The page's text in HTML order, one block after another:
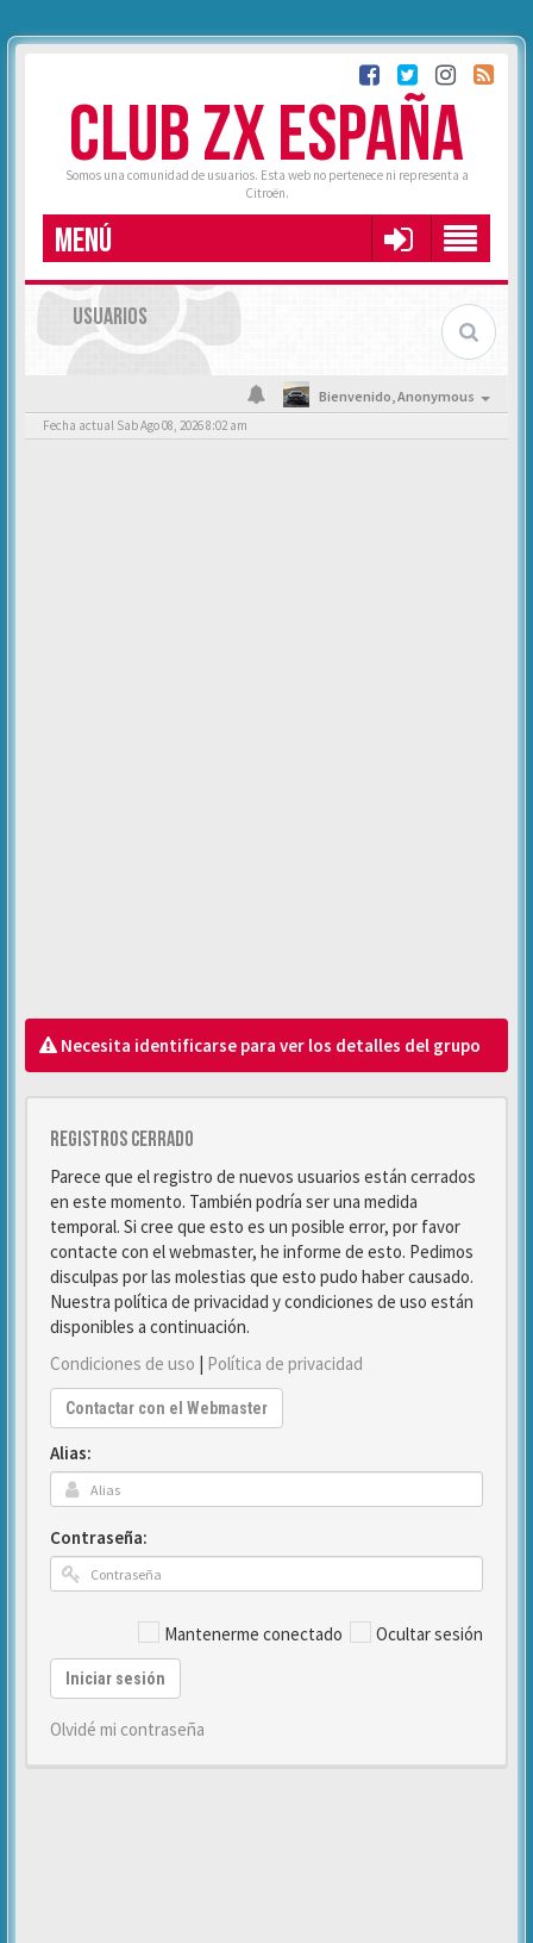
CLUB ZX ESPAÑA
Somos una comunidad de usuarios. Esta web no pertenece ni representa a
Citroën.
MENÚ
USUARIOS
Bienvenido,Anonymous
Fecha actual Sab Ago 08, 2026 8:02 am
Necesita identificarse para ver los detalles del grupo
Registros cerrado
Parece que el registro de nuevos usuarios están cerrados
en este momento. También podría ser una medida
temporal. Si cree que esto es un posible error, por favor
contacte con el webmaster, he informe de esto. Pedimos
disculpas por las molestias que esto pudo haber causado.
Nuestra política de privacidad y condiciones de uso están
disponibles a continuación.
Condiciones de uso | Política de privacidad
Contactar con el Webmaster
Alias:
Contraseña:
Mantenerme conectado Ocultar sesión
Iniciar sesión
Olvidé mi contraseña